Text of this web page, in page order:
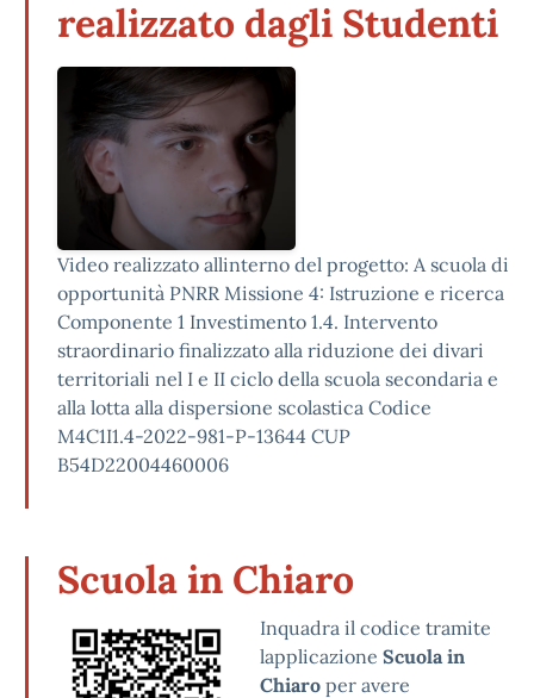
realizzato dagli Studenti
Video realizzato allinterno del progetto: A scuola di
opportunità PNRR Missione 4: Istruzione e ricerca
Componente 1 Investimento 1.4. Intervento
straordinario finalizzato alla riduzione dei divari
territoriali nel I e II ciclo della scuola secondaria e
alla lotta alla dispersione scolastica Codice
M4C1I1.4-2022-981-P-13644 CUP
B54D22004460006
Scuola in Chiaro
Inquadra il codice tramite
lapplicazione Scuola in
Chiaro per avere